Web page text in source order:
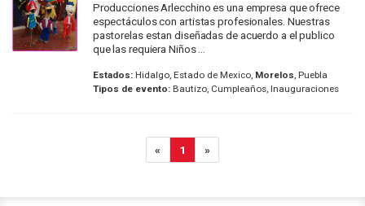
Producciones Arlecchino es una empresa que ofrece
espectáculos con artistas profesionales. Nuestras
pastorelas estan diseñadas de acuerdo a el publico
que las requiera Niños ...
Estados:Hidalgo, Estado de Mexico, Morelos, Puebla
Tipos de evento:Bautizo, Cumpleaños, Inauguraciones
« 1 »